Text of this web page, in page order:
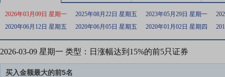
2026年03月09日 星期一 2025年08月22日 星期五 2023年05月29日 星期一
2020年06月12日 星期五
2020年06月05日 星期五 2020年01月02日 星期四
2026-03-09 星期一 类型：日涨幅达到15%的前5只证券
买入金额最大的前5名